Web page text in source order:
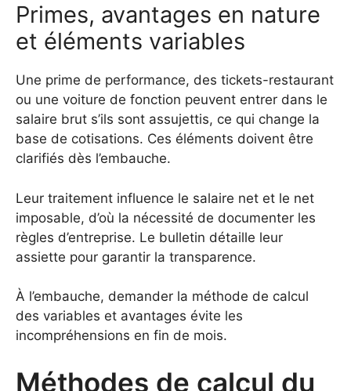
Primes, avantages en nature
et éléments variables
Une prime de performance, des tickets-restaurant
ou une voiture de fonction peuvent entrer dans le
salaire brut s’ils sont assujettis, ce qui change la
base de cotisations. Ces éléments doivent être
clarifiés dès l’embauche.
Leur traitement influence le salaire net et le net
imposable, d’où la nécessité de documenter les
règles d’entreprise. Le bulletin détaille leur
assiette pour garantir la transparence.
À l’embauche, demander la méthode de calcul
des variables et avantages évite les
incompréhensions en fin de mois.
Méthodes de calcul du